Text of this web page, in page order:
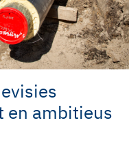
en ambitieus